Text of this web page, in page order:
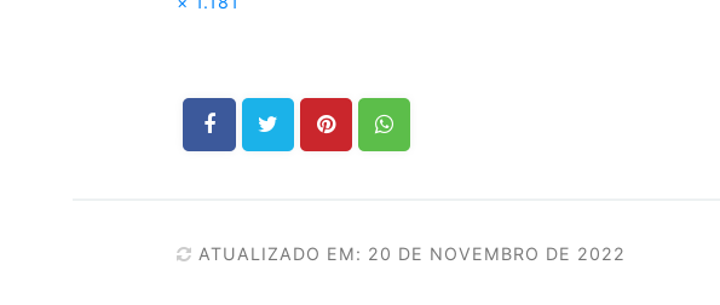
ATUALIZADO EM: 20 DE NOVEMBRO DE 2022